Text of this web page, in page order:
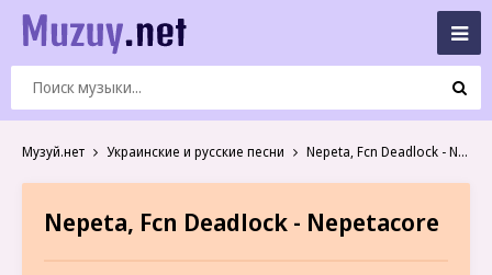
Музуй.нет Украинские и русские песни Nepeta, Fcn Deadlock - Nepetacore
Nepeta, Fcn Deadlock - Nepetacore